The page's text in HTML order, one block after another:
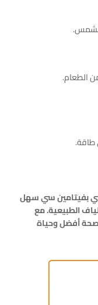
الطعام.
طاقة.
بفيتامين سي سهل
الطبيعية. مع
أفضل وحياة